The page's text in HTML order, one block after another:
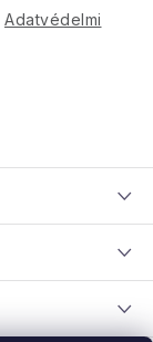
Adatvédelmi